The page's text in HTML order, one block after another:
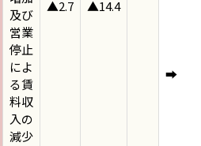
及び
営業
停止
によ
る賃
料収
入の
減少
▲2.7
▲14.4
➡